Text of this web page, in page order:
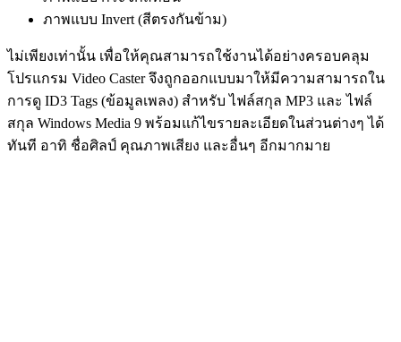
ภาพแบบ Invert (สีตรงกันข้าม)
ไม่เพียงเท่านั้น เพื่อให้คุณสามารถใช้งานได้อย่างครอบคลุม
โปรแกรม Video Caster จึงถูกออกแบบมาให้มีความสามารถใน
การดู ID3 Tags (ข้อมูลเพลง) สำหรับ ไฟล์สกุล MP3 และ ไฟล์
สกุล Windows Media 9 พร้อมแก้ไขรายละเอียดในส่วนต่างๆ ได้
ทันที อาทิ ชื่อศิลป์ คุณภาพเสียง และอื่นๆ อีกมากมาย